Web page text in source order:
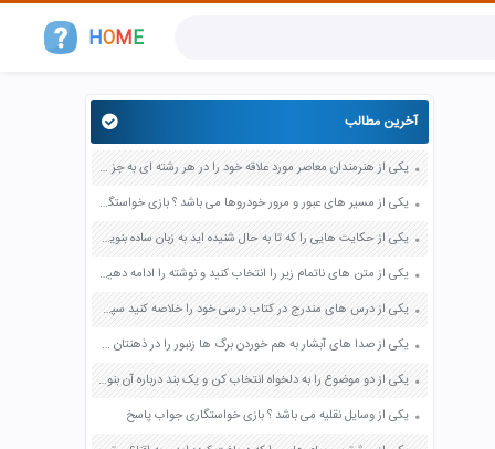
HOME
آخرین مطالب
یکی از هنرمندان معاصر مورد علاقه خود را در هر رشته ای به جز عکاسی صفحه 69 فرهنگ و هنر نهم
یکی از مسیر های عبور و مرور خودروها می باشد ؟ بازی خواستگاری جواب پاسخ
یکی از حکایت هایی را که تا به حال شنیده اید به زبان ساده بنویسید صفحه 97 نگارش ششم دبستان
یکی از متن های ناتمام زیر را انتخاب کنید و نوشته را ادامه دهید صفحه 73 و 74 کتاب نگارش فارسی پنجم دبستان
یکی از درس های مندرج در کتاب درسی خود را خلاصه کنید سپس متن خلاصه شده را با بهره گیری از روش های دسته بندی نمودار جدول نقشه مفهومی نشان دهید صفحه 118 نگارش یازدهم
یکی از صدا های آبشار به هم خوردن برگ ها زنبور را در ذهنتان مجسم کنید و درباره آن یک بند بنویسید صفحه 11 نگارش پنجم
یکی از دو موضوع را به دلخواه انتخاب کن و یک بند درباره آن بنویس صفحه 35 کتاب نگارش فارسی سوم
یکی از وسایل نقلیه می باشد ؟ بازی خواستگاری جواب پاسخ